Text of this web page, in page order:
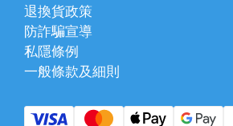
退換貨政策
防詐騙宣導
私隱條例
一般條款及細則